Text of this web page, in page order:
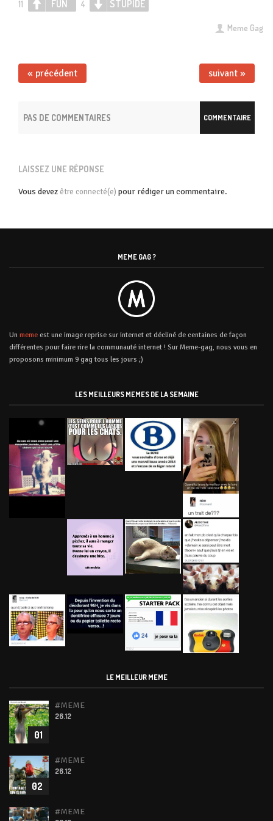
Meme Gag
11 FUN 4 STUPIDE
« précédent suivant »
COMMENTAIRE
PAS DE COMMENTAIRES
LAISSEZ UNE RÉPONSE
Vous devez être connecté(e) pour rédiger un commentaire.
MEME GAG ?
Un meme est une image reprise sur internet et décliné de centaines de façon
différentes pour faire rire la communauté internet ! Sur Meme-gag, nous vous en
proposons minimum 9 gag tous les jours ;)
LES MEILLEURS MEMES DE LA SEMAINE
LE MEILLEUR MEME
01
#MEME
26.12
02
#MEME
26.12
#MEME